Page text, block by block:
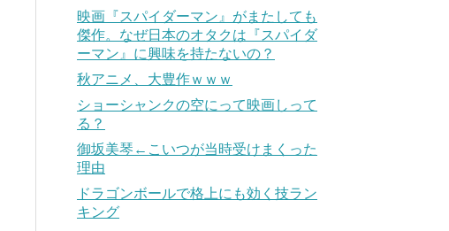
映画『スパイダーマン』がまたしても
傑作。なぜ日本のオタクは『スパイダ
ーマン』に興味を持たないの？
秋アニメ、大豊作ｗｗｗ
ショーシャンクの空にって映画しって
る？
御坂美琴←こいつが当時受けまくった
理由
ドラゴンボールで格上にも効く技ラン
キング